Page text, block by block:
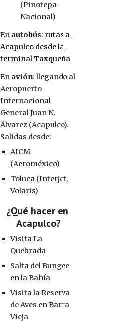
(Pinotepa
Nacional)
En autobús: rutas a
Acapulco desde la
terminal Taxqueña
En avión: llegando al
Aeropuerto
Internacional
General Juan N.
Álvarez (Acapulco).
Salidas desde:
AICM
(Aeroméxico)
Toluca (Interjet,
Volaris)
¿Qué hacer en
Acapulco?
Visita La
Quebrada
Salta del Bungee
en la Bahía
Visita la Reserva
de Aves en Barra
Vieja